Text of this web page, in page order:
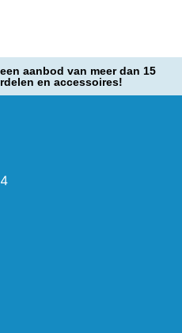
aanbod van meer dan 15
en accessoires!